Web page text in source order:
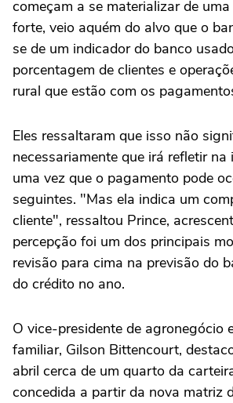
começam a se materializar ⁠de
forte, veio aquém do alvo ⁠que o
se de um indicador do banco
porcentagem de clientes e
rural que estão com os
Eles ressaltaram que isso não
necessariamente que irá ⁠refletir na
uma vez que o pagamento pode
seguintes. "Mas ela indica um
cliente", ressaltou Prince,
percepção foi um dos principais
‌revisão para cima na previsão do
do crédito no ano.
O vice-presidente de agronegócio
familiar, Gilson Bittencourt,
abril cerca de um quarto da
concedida a partir da nova matriz